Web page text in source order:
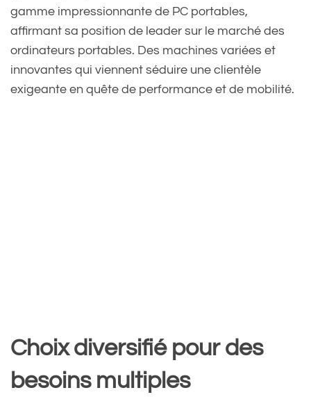
gamme impressionnante de PC portables,
affirmant sa position de leader sur le marché des
ordinateurs portables. Des machines variées et
innovantes qui viennent séduire une clientèle
exigeante en quête de performance et de mobilité.
Choix diversifié pour des
besoins multiples